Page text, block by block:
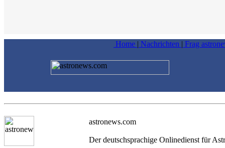
Home | Nachrichten | Frag
astronews.com
Der deutschsprachige Onlinedienst für